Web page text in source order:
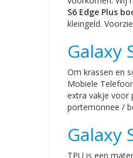
S6 Edge Plus
kleingeld.
Galaxy
Om krassen en
Mobiele
extra vakje voor
portemonnee /
Galaxy
TPU is een